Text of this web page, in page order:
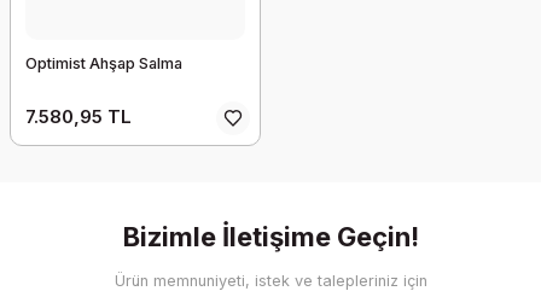
Optimist Ahşap Salma
7.580,95 TL
Bizimle İletişime Geçin!
Ürün memnuniyeti, istek ve talepleriniz için